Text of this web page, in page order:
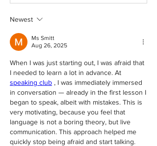
Newest
Ms Smitt
Aug 26, 2025
When I was just starting out, I was afraid that
speaking club , I was immediately immersed
in conversation — already in the first lesson I
began to speak, albeit with mistakes. This is
very motivating, because you feel that
language is not a boring theory, but live
communication. This approach helped me
quickly stop being afraid and start talking.